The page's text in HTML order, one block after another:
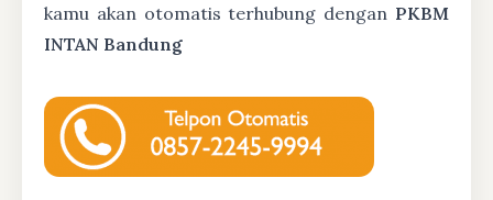
kamu akan otomatis terhubung dengan PKBM
INTAN Bandung